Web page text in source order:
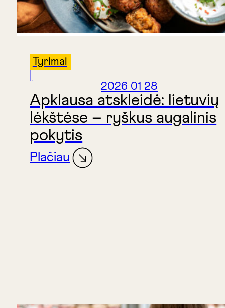
Tyrimai
2026 01 28
Apklausa atskleidė: lietuvių
lėkštėse – ryškus augalinis
pokytis
Plačiau